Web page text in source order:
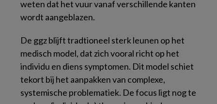
weten dat het vuur vanaf verschillende kanten
wordt aangeblazen.
De ggz blijft tradtioneel sterk leunen op het
medisch model, dat zich vooral richt op het
individu en diens symptomen. Dit model schiet
tekort bij het aanpakken van complexe,
systemische problematiek. De focus ligt nog te